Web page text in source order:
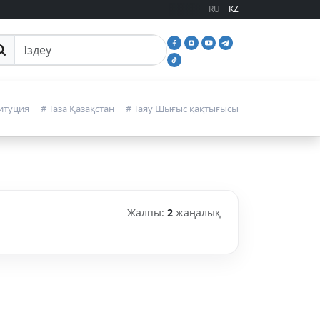
RU KZ
іздеу
# Таза Қазақстан # Таяу Шығыс қақтығысы
Жалпы: 2 жаңалық